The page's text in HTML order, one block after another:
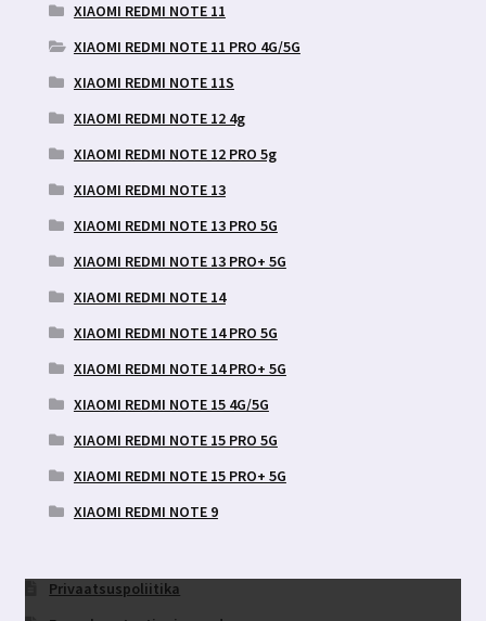
XIAOMI REDMI NOTE 11
XIAOMI REDMI NOTE 11 PRO 4G/5G
XIAOMI REDMI NOTE 11S
XIAOMI REDMI NOTE 12 4g
XIAOMI REDMI NOTE 12 PRO 5g
XIAOMI REDMI NOTE 13
XIAOMI REDMI NOTE 13 PRO 5G
XIAOMI REDMI NOTE 13 PRO+ 5G
XIAOMI REDMI NOTE 14
XIAOMI REDMI NOTE 14 PRO 5G
XIAOMI REDMI NOTE 14 PRO+ 5G
XIAOMI REDMI NOTE 15 4G/5G
XIAOMI REDMI NOTE 15 PRO 5G
XIAOMI REDMI NOTE 15 PRO+ 5G
XIAOMI REDMI NOTE 9
Privaatsuspoliitika